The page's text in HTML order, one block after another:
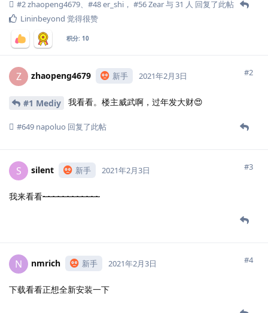
#2zhaopeng4679、 #48er_shi ， #56Zear与31 人 回复了此帖
Lininbeyond 觉得很赞
积分: 10
Z zhaopeng4679 新手 #2
2021年2月3日
#1 Mediy 我看看。楼主威武啊，过年发大财😍
#649 napoluo 回复了此帖
S silent 新手 #3
2021年2月3日
我来看看~~~~~~~~~~~~
N nmrich 新手 #4
2021年2月3日
下载看看正想全新安装一下